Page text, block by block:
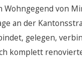
Wohngegend von
an der
gelegen,
komplett